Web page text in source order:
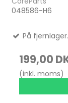
048586-H6
På
199,00
(inkl. moms)